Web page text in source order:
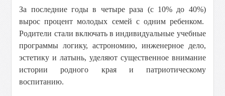
За последние годы в четыре раза (с 10% до 40%)
вырос процент молодых семей с одним ребенком.
Родители стали включать в индивидуальные учебные
программы логику, астрономию, инженерное дело,
эстетику и латынь, уделяют существенное внимание
истории родного края и патриотическому
воспитанию.